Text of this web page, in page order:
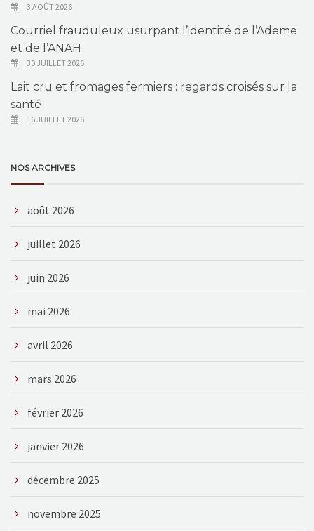
3 AOÛT 2026
Courriel frauduleux usurpant l’identité de l’Ademe
et de l’ANAH
30 JUILLET 2026
Lait cru et fromages fermiers : regards croisés sur la
santé
16 JUILLET 2026
NOS ARCHIVES
août 2026
juillet 2026
juin 2026
mai 2026
avril 2026
mars 2026
février 2026
janvier 2026
décembre 2025
novembre 2025